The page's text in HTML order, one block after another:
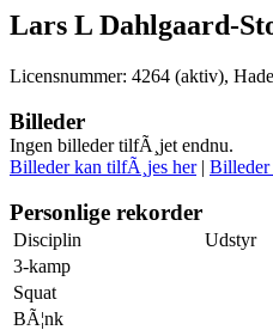
Lars L Dahlgaard-
Licensnummer: 4264 (aktiv),
Billeder
Ingen billeder tilfÃ¸jet endnu.
Billeder kan tilfÃ¸jes her| Billeder
Personlige rekorder
Disciplin Udstyr
3-kamp
Squat
BÃ¦nk